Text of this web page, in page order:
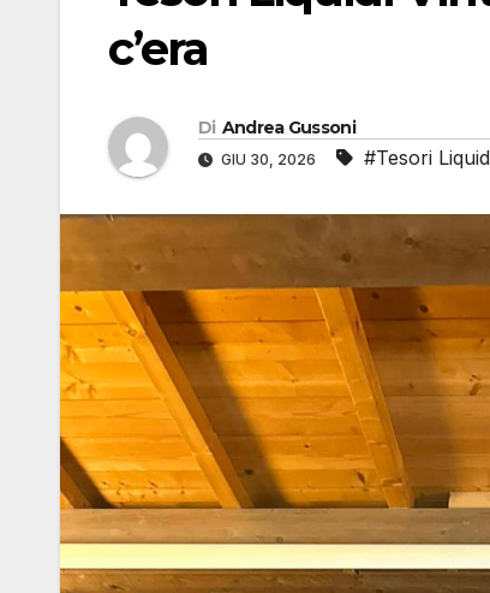
c’era
Di Andrea Gussoni
GIU 30, 2026 #Tesori